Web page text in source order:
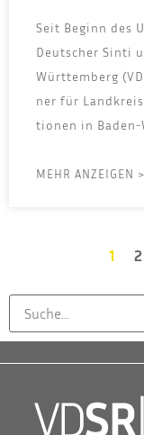
Seit Beginn des
Deut­scher Sin­ti
Würt­tem­berg
ner für
tio­nen in Baden-
MEHR ANZEIGEN >
1 2